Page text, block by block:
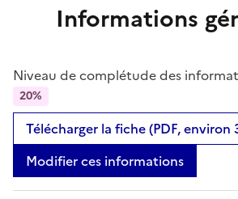
Informations
Niveau de complétude des
20%
Télécharger la fiche (PDF, environ
Modifier ces informations